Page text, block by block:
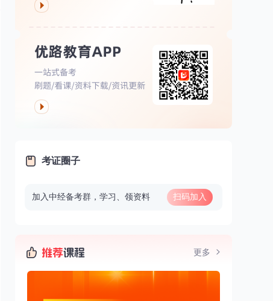
考证圈子
加入中经备考群，学习、领资料 扫码加入
更多